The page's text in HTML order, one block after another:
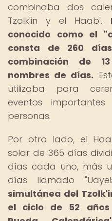
combinaba dos
Tzolk'in y el Haab'.
conocido como el
consta de 260
combinación de
nombres de días.
utilizaba para
eventos
personas.
Por otro lado, el
solar de 365 días
días cada uno, más
días llamado
simultánea del
el ciclo de 52